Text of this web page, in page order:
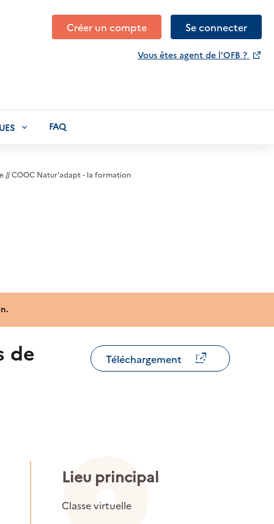
Créer un compte Se connecter
Vous êtes agent de l'OFB ?
FAQ
// COOC Natur'adapt - la formation
de Téléchargement
Lieu principal
Classe virtuelle